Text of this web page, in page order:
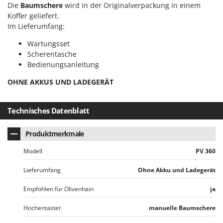
Spiralmac
Spring Protezione
Stanley
Stiga
Stocker
T
Tecla
TecnoGen
Tellarini Pompe
Telwin
Tenco
Tineco
Titania
Die Baumschere wird in der Originalverpackung in einem
Koffer geliefert.
Im Lieferumfang:
Wartungsset
Scherentasche
Bedienungsanleitung
OHNE AKKUS UND LADEGERÄT
Technisches Datenblatt
Produktmerkmale
Modell PV 360
Lieferumfang Ohne Akku und Ladegerät
Empfohlen für Olivenhain ja
Hochentaster manuelle Baumschere